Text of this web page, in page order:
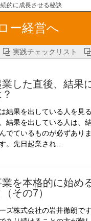
的に成長させる秘訣
ー経営へ
実践チェックリスト
業した直後、結果
結果を出している人を見
結果を出している人は、
でているものが必ずあり
。先日起業され…
を本格的に始め
（その7）
ズ株式会社の岩井徹朗で